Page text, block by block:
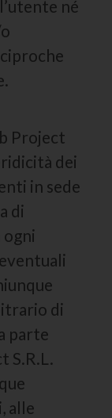
né
Project
dei
in sede
di
ogni
di
parte
S.R.L.
alle